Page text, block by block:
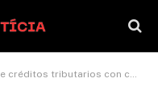
Eficiencia fiscal sin comprometer la seguridad jurídica